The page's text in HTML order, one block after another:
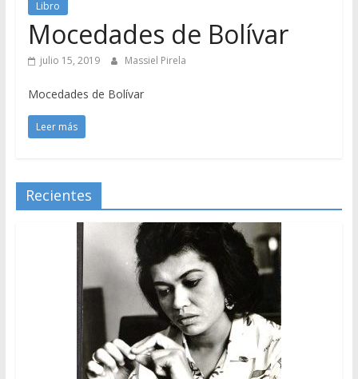
Libro
Mocedades de Bolívar
julio 15, 2019 Massiel Pirela
Mocedades de Bolívar
Leer más
Recientes